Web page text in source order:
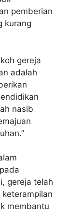
pemberian
kurang
gereja
adalah
nasib
gereja telah
membantu